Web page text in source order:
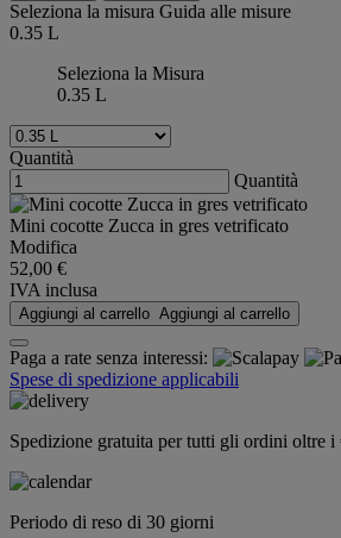
Seleziona la misura Guida alle misure
0.35 L
Seleziona la Misura
0.35 L
Quantità
Quantità
Mini cocotte Zucca in gres vetrificato
Modifica
52,00 €
IVA inclusa
Aggiungi al carrello Aggiungi al carrello
Paga a rate senza interessi:
Spese di spedizione applicabili
Spedizione gratuita per tutti gli ordini oltre i
Periodo di reso di 30 giorni